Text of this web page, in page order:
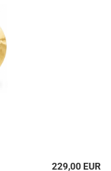
229,00 EUR